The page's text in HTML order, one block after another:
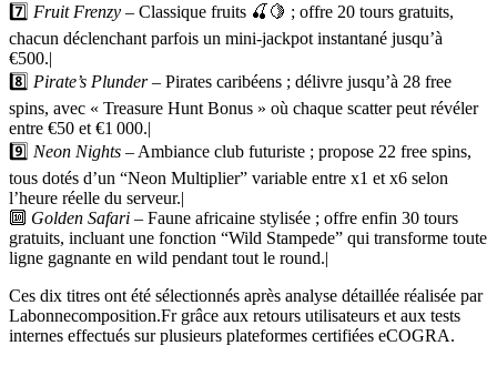
7️⃣ Fruit Frenzy – Classique fruits 🍒🍋 ; offre 20 tours gratuits,
chacun déclenchant parfois un mini‑jackpot instantané jusqu’à
€500.|
8️⃣ Pirate’s Plunder– Pirates caribéens ; délivre jusqu’à 28 free
spins, avec « Treasure Hunt Bonus » où chaque scatter peut révéler
entre €50 et €1 000.|
9️⃣ Neon Nights – Ambiance club futuriste ; propose 22 free spins,
tous dotés d’un “Neon Multiplier” variable entre x1 et x6 selon
l’heure réelle du serveur.|
🔟 Golden Safari – Faune africaine stylisée ; offre enfin 30 tours
gratuits, incluant une fonction “Wild Stampede” qui transforme toute
ligne gagnante en wild pendant tout le round.|
Ces dix titres ont été sélectionnés après analyse détaillée réalisée par
Labonnecomposition.Fr grâce aux retours utilisateurs et aux tests
internes effectués sur plusieurs plateformes certifiées eCOGRA.